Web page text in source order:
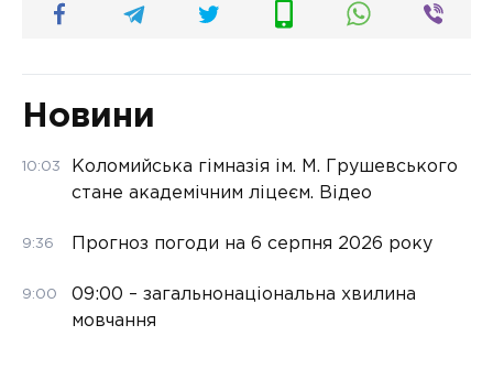
Новини
10:03
Коломийська гімназія ім. М. Грушевського
стане академічним ліцеєм. Відео
9:36 Прогноз погоди на 6 серпня 2026 року
9:00
09:00 – загальнонаціональна хвилина
мовчання